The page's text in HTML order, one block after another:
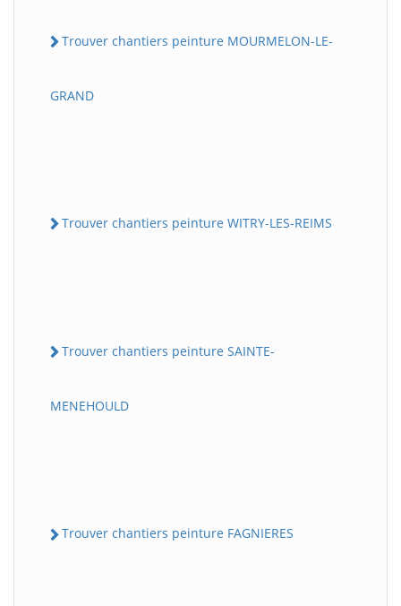
Trouver chantiers peinture MOURMELON-LE-
GRAND
Trouver chantiers peinture WITRY-LES-REIMS
Trouver chantiers peinture SAINTE-
MENEHOULD
Trouver chantiers peinture FAGNIERES